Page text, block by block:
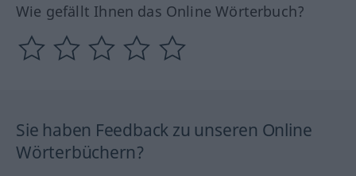
Wie gefällt Ihnen das Online Wörterbuch?
Sie haben Feedback zu unseren Online
Wörterbüchern?